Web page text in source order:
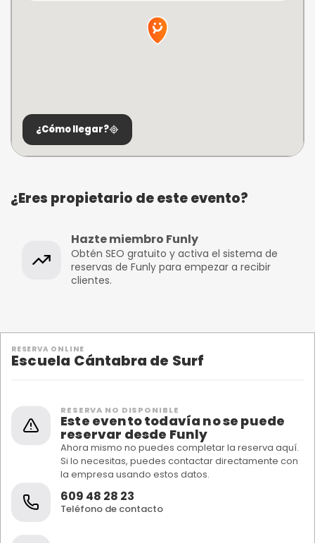
¿Cómo llegar?
¿Eres propietario de este evento?
Hazte miembro Funly
Obtén SEO gratuito y activa el sistema de
reservas de Funly para empezar a recibir
clientes.
RESERVA ONLINE
Escuela Cántabra de Surf
RESERVA NO DISPONIBLE
Este evento todavía no se puede
reservar desde Funly
Ahora mismo no puedes completar la reserva aquí.
Si lo necesitas, puedes contactar directamente con
la empresa usando estos datos.
609 48 28 23
Teléfono de contacto